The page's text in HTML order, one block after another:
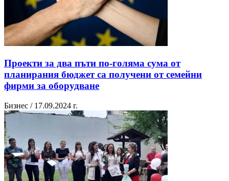
Проекти за два пъти по-голяма сума от
планирания бюджет са получени от семейни
фирми за оборудване
Бизнес / 17.09.2024 г.